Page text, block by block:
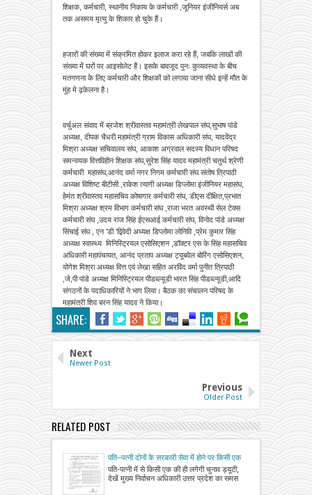
शिक्षक, कर्मचारी, स्थानीय निकाय के कर्मचारी ,जूनियर इंजीनियर्स अब
तक असमय मृत्यु के शिकार हो चुके हैं।
हजारों की संख्या में संक्रमित होकर इलाज करा रहे हैं, जबकि लाखों की
संख्या में घरों पर आइसोलेट हैं। इसके बावजूद पुनः कुव्यवस्था के बीच
मतगणना के लिए कर्मचारी और शिक्षकों को लगाया जाना सीधे इन्हें मौत के
मुंह मे ढ़केलना है।
वर्चुअल संवाद में ब्रजेश श्रीवास्तव महामंत्री लेखपाल संघ,सुभाष पांडे
अध्यक्ष, दीपक चैधरी महामंत्री ग्राम विकास अधिकारी संघ, यादवेंद्र
मिश्रा अध्यक्ष सचिवालय संघ, आकाश अग्रवाल सदस्य विधान परिषद
समन्वयक वित्तविहीन शिक्षक संघ,सुरेश सिंह यादव महामंत्री चतुर्थ श्रेणी
कर्मचारी महासंघ,आनंद वर्मा नगर निगम कर्मचारी संघ संतोष त्रिपाठी
अध्यक्ष विशिष्ट बीटीसी ,राकेश त्यागी अध्यक्ष डिप्लोमा इंजीनियर महासंघ,
हेमंत श्रीवास्तव महासचिव कोषागार कर्मचारी संघ, डीएस दीक्षित,प्रभात
मिश्रा अध्यक्ष श्रम विभाग कर्मचारी संघ ,राजा भरत अवस्थी सेल टेक्स
कर्मचारी संघ ,उदय राज सिंह ईएसआई कर्मचारी संघ, विनोद पांडे अध्यक्ष
सिंचाई संघ , एन ’डी ’द्विवेदी अध्यक्ष डिप्लोमा लोनिवि ,प्रेम कुमार सिंह
अध्यक्ष स्वास्थ्य मिनिस्ट्रियल एसोसिएशन ,डॉक्टर एस के सिंह महासचिव
अधिकारी महापंचायत, आनंद प्रताप अध्यक्ष ट्यूबवेल बोरिंग एसोसिएशन,
योगेश मिश्रा अध्यक्ष वित्त एवं लेखा सहित अरविंद वर्मा पुनीत त्रिपाठी
,जे,पी पांडे अध्यक्ष मिनिस्ट्रियल पीडब्ल्यूडी भारत सिंह पीडब्ल्यूडी,आदि
संगठनों के पदाधिकारियों ने भाग लिया। बैठक का संचालन परिषद के
महामंत्री शिव बरन सिंह यादव ने किया।
SHARE:
Next
Newer Post
Previous
Older Post
RELATED POST
पति–पत्नी दोनों के सरकारी सेवा में होने पर किसी एक
को चुनाव ड्यूटी से मुक्त करने के संबंध में आदेश
जारी
पति-पत्नी में से किसी एक की ही लगेगी चुनाव ड्यूटी,
देखें मुख्य निर्वाचन अधिकारी उत्तर प्रदेश का समस